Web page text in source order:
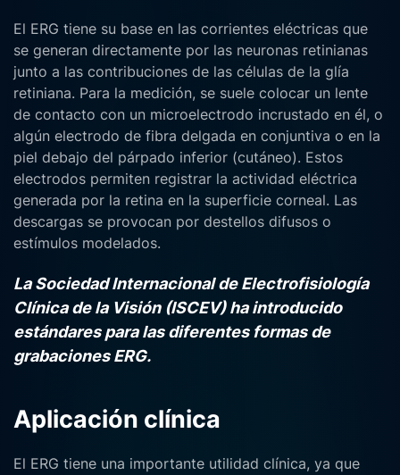
El ERG tiene su base en las corrientes eléctricas que
se generan directamente por las neuronas retinianas
junto a las contribuciones de las células de la glía
retiniana. Para la medición, se suele colocar un lente
de contacto con un microelectrodo incrustado en él, o
algún electrodo de fibra delgada en conjuntiva o en la
piel debajo del párpado inferior (cutáneo). Estos
electrodos permiten registrar la actividad eléctrica
generada por la retina en la superficie corneal. Las
descargas se provocan por destellos difusos o
estímulos modelados.
La Sociedad Internacional de Electrofisiología
Clínica de la Visión (ISCEV) ha introducido
estándares para las diferentes formas de
grabaciones ERG.
Aplicación clínica
El ERG tiene una importante utilidad clínica, ya que